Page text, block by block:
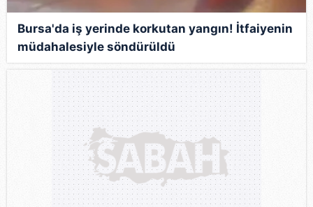
Bursa'da iş yerinde korkutan yangın! İtfaiyenin
müdahalesiyle söndürüldü